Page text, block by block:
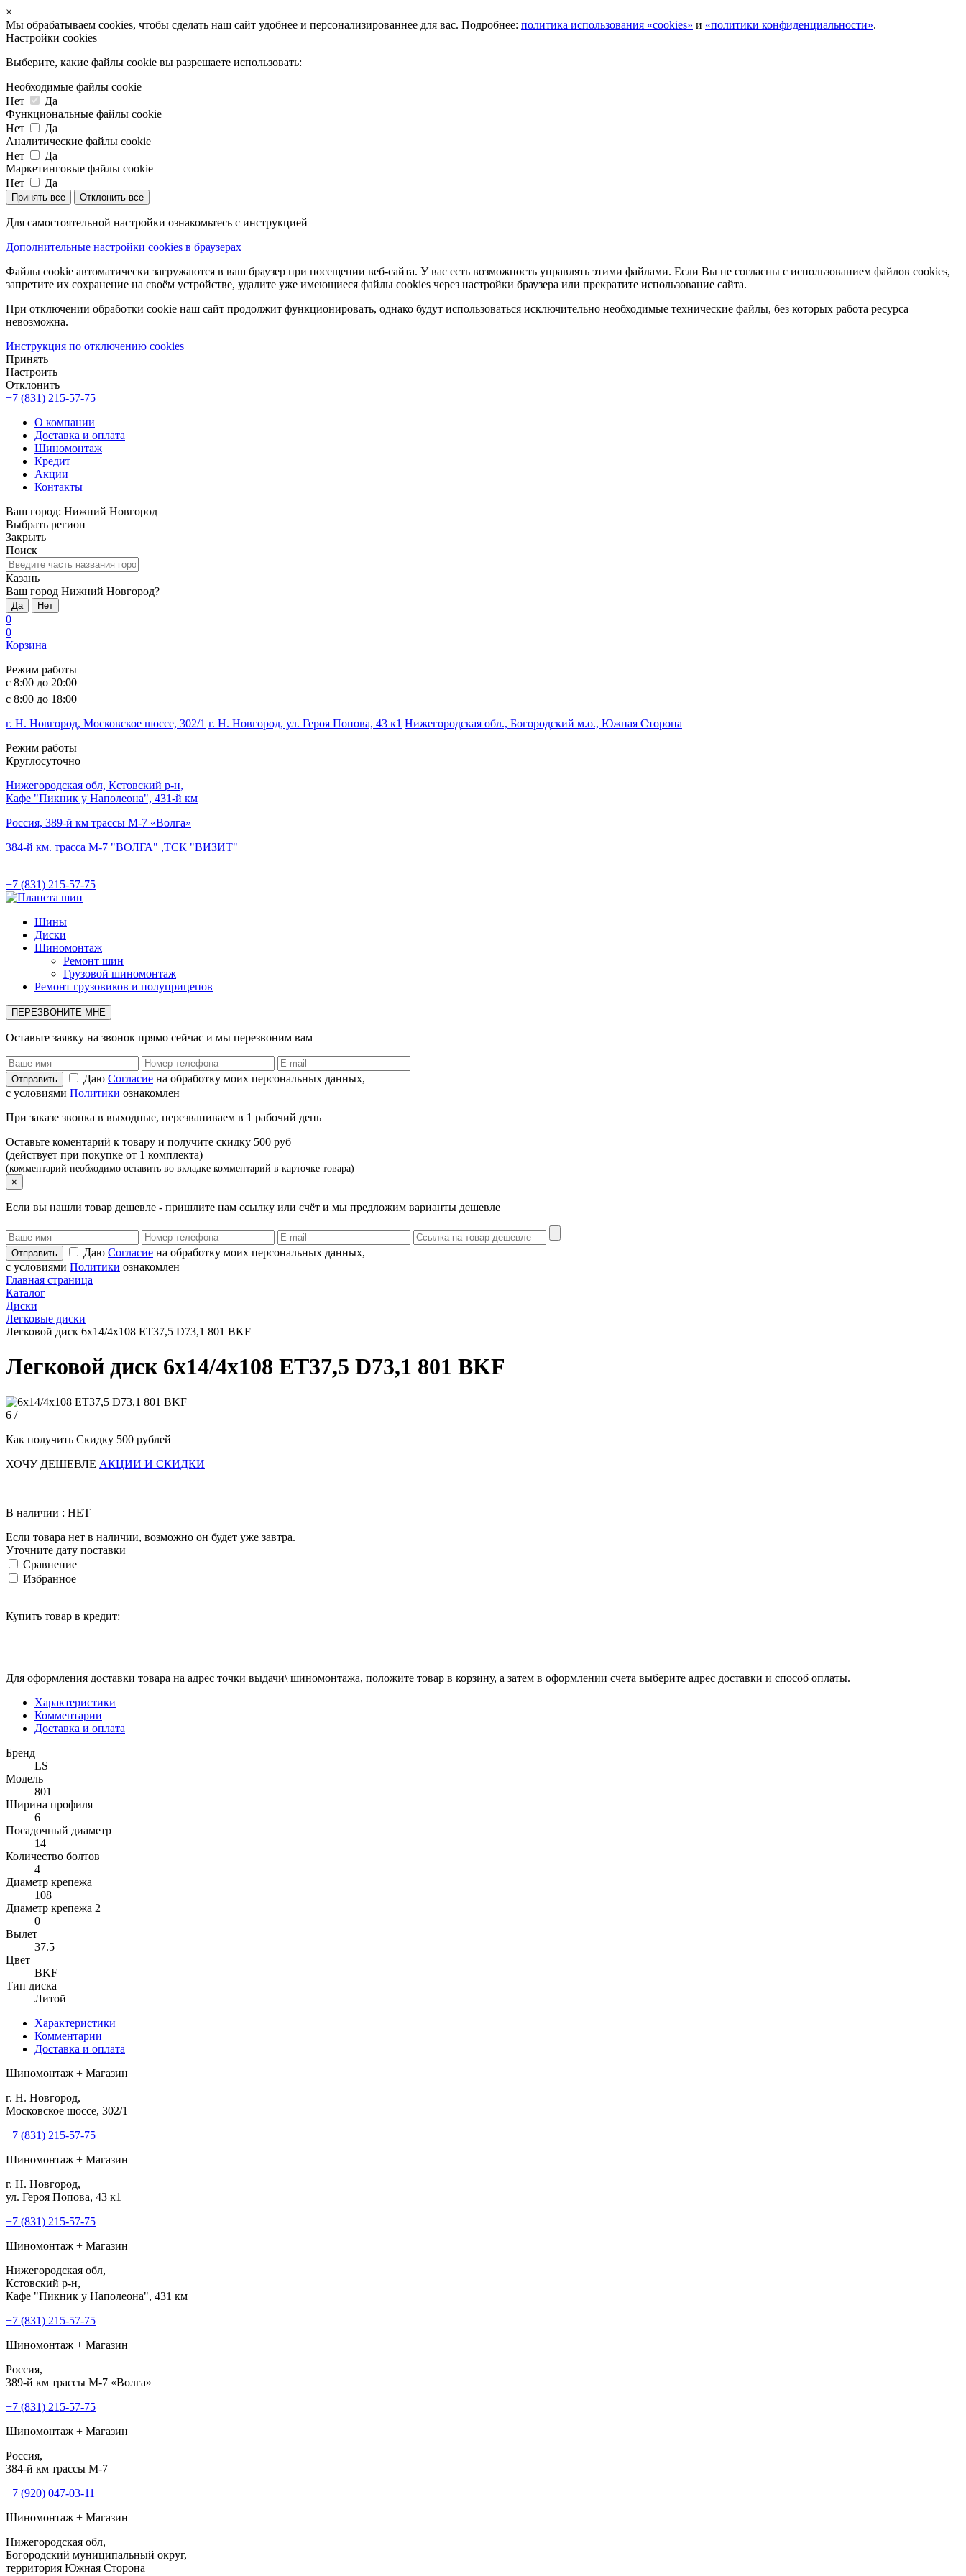
×
Мы обрабатываем cookies, чтобы сделать наш сайт удобнее и персонализированнее для вас. Подробнее: политика использования «cookies» и «политики конфиденциальности».
Настройки cookies
Выберите, какие файлы cookie вы разрешаете использовать:
Необходимые файлы cookie
Нет
Да
Функциональные файлы cookie
Нет
Да
Аналитические файлы cookie
Нет
Да
Маркетинговые файлы cookie
Нет
Да
Принять все Отклонить все
Для самостоятельной настройки ознакомьтесь с инструкцией
Дополнительные настройки cookies в браузерах
Файлы cookie автоматически загружаются в ваш браузер при посещении веб-сайта. У вас есть возможность управлять этими файлами. Если Вы не согласны с использованием файлов cookies,
запретите их сохранение на своём устройстве, удалите уже имеющиеся файлы cookies через настройки браузера или прекратите использование сайта.
При отключении обработки cookie наш сайт продолжит функционировать, однако будут использоваться исключительно необходимые технические файлы, без которых работа ресурса
невозможна.
Инструкция по отключению cookies
Принять
Настроить
Отклонить
+7 (831) 215-57-75
О компании
Доставка и оплата
Шиномонтаж
Кредит
Акции
Контакты
Ваш город: Нижний Новгород
Выбрать регион
Закрыть
Поиск
Казань
Ваш город Нижний Новгород?
Да Нет
0
0
Корзина
Режим работы
с 8:00 до 20:00
с 8:00 до 18:00
г. Н. Новгород, Московское шоссе, 302/1 г. Н. Новгород, ул. Героя Попова, 43 к1 Нижегородская обл., Богородский м.о., Южная Сторона
Режим работы
Круглосуточно
Нижегородская обл, Кстовский р-н,
Кафе "Пикник у Наполеона", 431-й км
Россия, 389-й км трассы М-7 «Волга»
384-й км. трасса М-7 "ВОЛГА" ,ТСК "ВИЗИТ"
+7 (831) 215-57-75
Шины
Диски
Шиномонтаж
Ремонт шин
Грузовой шиномонтаж
Ремонт грузовиков и полуприцепов
ПЕРЕЗВОНИТЕ МНЕ
Оставьте заявку на звонок прямо сейчас и мы перезвоним вам
Даю Согласие на обработку моих персональных данных,
с условиями Политики ознакомлен
При заказе звонка в выходные, перезваниваем в 1 рабочий день
Оставьте коментарий к товару и получите скидку 500 руб
(действует при покупке от 1 комплекта)
(комментарий необходимо оставить во вкладке комментарий в карточке товара)
×
Если вы нашли товар дешевле - пришлите нам ссылку или счёт и мы предложим варианты дешевле
Даю Согласие на обработку моих персональных данных,
с условиями Политики ознакомлен
Главная страница
Каталог
Диски
Легковые диски
Легковой диск 6x14/4x108 ET37,5 D73,1 801 BKF
Легковой диск 6x14/4x108 ET37,5 D73,1 801 BKF
6 /
Как получить Скидку 500 рублей
ХОЧУ ДЕШЕВЛЕ АКЦИИ И СКИДКИ
В наличии : НЕТ
Если товара нет в наличии, возможно он будет уже завтра.
Уточните дату поставки
Сравнение
Избранное
Купить товар в кредит:
Для оформления доставки товара на адрес точки выдачи\ шиномонтажа, положите товар в корзину, а затем в оформлении счета выберите адрес доставки и способ оплаты.
Характеристики
Комментарии
Доставка и оплата
Бренд
LS
Модель
801
Ширина профиля
6
Посадочный диаметр
14
Количество болтов
4
Диаметр крепежа
108
Диаметр крепежа 2
0
Вылет
37.5
Цвет
BKF
Тип диска
Литой
Характеристики
Комментарии
Доставка и оплата
Шиномонтаж + Магазин
г. Н. Новгород,
Московское шоссе, 302/1
+7 (831) 215-57-75
Шиномонтаж + Магазин
г. Н. Новгород,
ул. Героя Попова, 43 к1
+7 (831) 215-57-75
Шиномонтаж + Магазин
Нижегородская обл,
Кстовский р-н,
Кафе "Пикник у Наполеона", 431 км
+7 (831) 215-57-75
Шиномонтаж + Магазин
Россия,
389-й км трассы М-7 «Волга»
+7 (831) 215-57-75
Шиномонтаж + Магазин
Россия,
384-й км трассы М-7
+7 (920) 047-03-11
Шиномонтаж + Магазин
Нижегородская обл,
Богородский муниципальный округ,
территория Южная Сторона